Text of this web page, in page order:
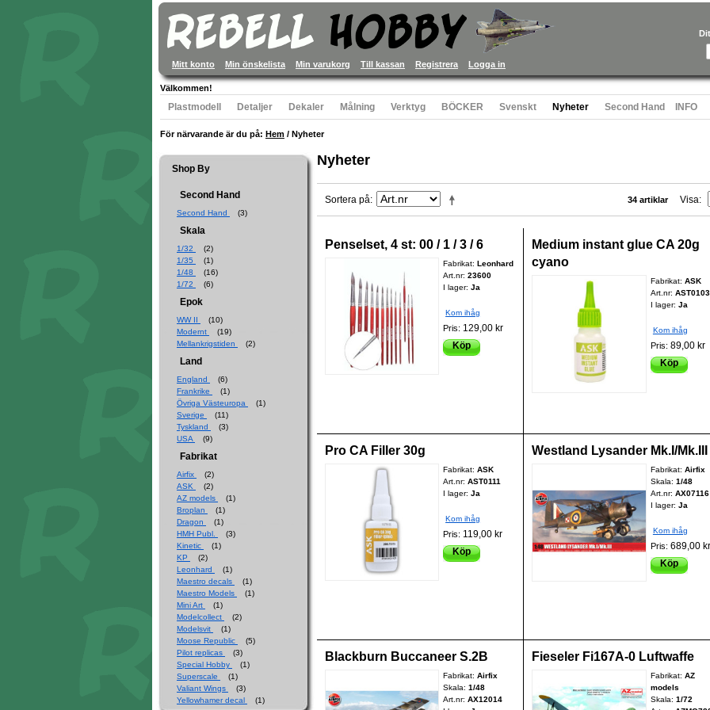
Mitt konto Min önskelista Min varukorg Till kassan Registrera Logga in
Välkommen!
Plastmodell Detaljer Dekaler Målning Verktyg BÖCKER Svenskt Nyheter Second Hand INFO
För närvarande är du på: Hem / Nyheter
Shop By
Second Hand
Second Hand (3)
Skala
1/32
(2)
1/35
(1)
1/48
(16)
1/72
(6)
Epok
WW II
(10)
Modernt
(19)
Mellankrigstiden
(2)
Land
England
(6)
Frankrike
(1)
Övriga Västeuropa
(1)
Sverige
(11)
Tyskland
(3)
USA
(9)
Fabrikat
Airfix
(2)
ASK
(2)
AZ models
(1)
Broplan
(1)
Dragon
(1)
HMH Publ.
(3)
Kinetic
(1)
KP
(2)
Leonhard
(1)
Maestro decals
(1)
Maestro Models
(1)
Mini Art
(1)
Modelcollect
(2)
Modelsvit
(1)
Moose Republic
(5)
Pilot replicas
(3)
Special Hobby
(1)
Superscale
(1)
Valiant Wings
(3)
Yellowhamer decal
(1)
Nyheter
Sortera på 34 artiklar Visa
Penselset, 4 st: 00 / 1 / 3 / 6
Fabrikat:Leonhard
Art.nr:23600
I lager: Ja
Kom ihåg
Pris: 129,00 kr
Köp
Medium instant glue CA 20g
cyano
Fabrikat: ASK
Art.nr: AST0103
I lager: Ja
Kom ihåg
Pris: 89,00 kr
Köp
Pro CA Filler 30g
Fabrikat:ASK
Art.nr:AST0111
I lager: Ja
Kom ihåg
Pris: 119,00 kr
Köp
Westland Lysander Mk.I/Mk.III
Fabrikat: Airfix
Skala: 1/48
Art.nr: AX07116
I lager: Ja
Kom ihåg
Pris: 689,00 kr
Köp
Blackburn Buccaneer S.2B
Fabrikat:Airfix
Skala:1/48
Art.nr:AX12014
Fieseler Fi167A-0 Luftwaffe
Fabrikat: AZ
models
Skala: 1/72